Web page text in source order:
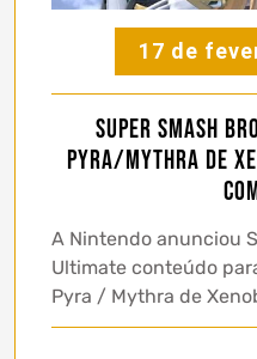
17 de
Super Smash
Pyra/Mythra de
A Nintendo anunciou
Ultimate conteúdo
Pyra / Mythra de